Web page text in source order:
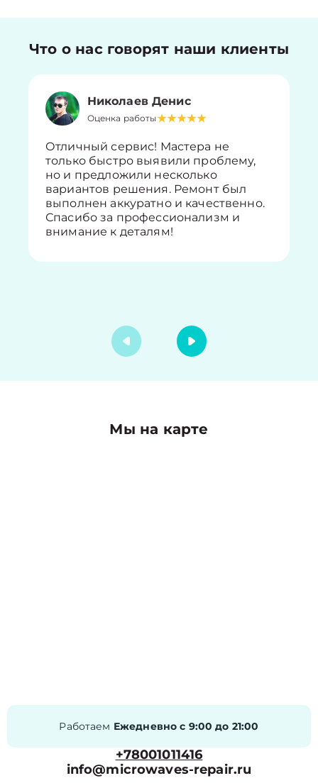
Что о нас говорят наши клиенты
Николаев Денис
Оценка работы
Отличный сервис! Мастера не
только быстро выявили проблему,
но и предложили несколько
вариантов решения. Ремонт был
выполнен аккуратно и качественно.
Спасибо за профессионализм и
внимание к деталям!
Мы на карте
Работаем Ежедневно с 9:00 до 21:00
+78001011416
info@microwaves-repair.ru